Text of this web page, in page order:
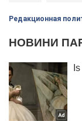
Редакционная